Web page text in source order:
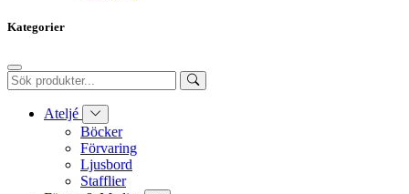
Kategorier
Ateljé
Böcker
Förvaring
Ljusbord
Stafflier